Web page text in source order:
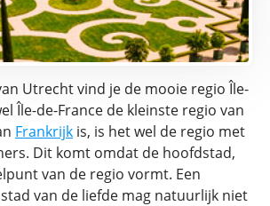
Utrecht vind je de mooie regio Île-
Île-de-France de kleinste regio van
Frankrijk is, is het wel de regio met
Dit komt omdat de hoofdstad,
van de regio vormt. Een
van de liefde mag natuurlijk niet